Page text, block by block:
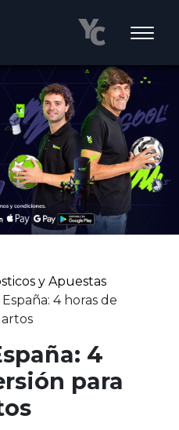
y Apuestas
4 horas de
4
para